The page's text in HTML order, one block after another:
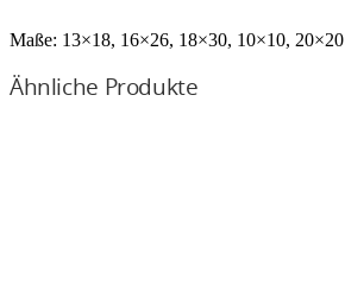
Maße: 13×18, 16×26, 18×30, 10×10, 20×20
Ähnliche Produkte